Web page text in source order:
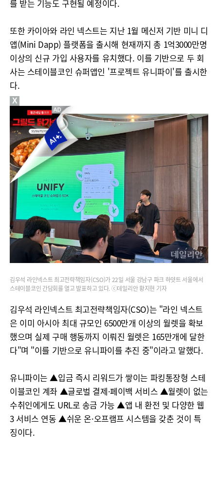
를 받는 기능도 구현될 예정이다.
또한 카이아와 라인 넥스트는 지난 1월 메신저 기반 미니 디
앱(Mini Dapp) 플랫폼을 출시해 현재까지 총 1억3000만명
이상의 신규 가입 사용자를 유치했다. 이를 기반으로 두 회
사는 스테이블코인 슈퍼앱인 '프로젝트 유니파이'를 출시한
다.
김우석 라인넥스트 최고전략책임자(CSO)가 22일 서울 강남구 파크 하얏트 서울에서
스테이블코인 간담회를 열고 발표하고 있다. ⓒ데일리안 황지현 기자
김우석 라인넥스트 최고전략책임자(CSO)는 "라인 넥스트
은 이미 아시아 최대 규모인 6500만개 이상의 월렛을 확보
했으며 실제 구매 행동까지 이뤄진 월렛은 165만개에 달한
다"며 "이를 기반으로 유니파이를 추진 중"이라고 말했다.
유니파이는 ▲입금 즉시 리워드가 쌓이는 파킹통장형 스테
이블코인 계좌 ▲글로벌 결제·페이백 서비스 ▲월렛이 없는
수취인에게도 URL로 송금 가능 ▲앱 내 환전 및 다양한 웹
3 서비스 연동 ▲쉬운 온·오프램프 시스템을 갖춘 것이 특
징이다.
X